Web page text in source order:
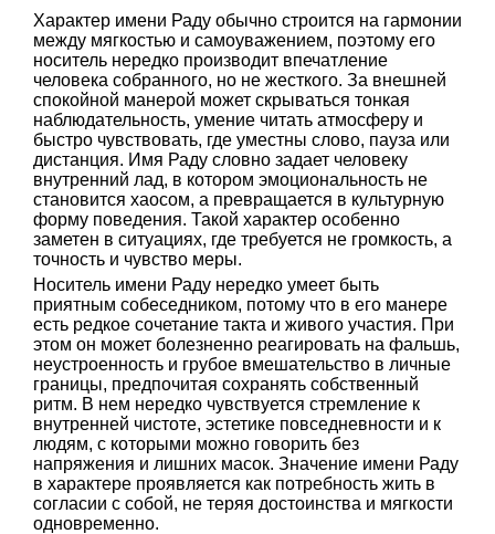
Характер имени Раду обычно строится на гармонии
между мягкостью и самоуважением, поэтому его
носитель нередко производит впечатление
человека собранного, но не жесткого. За внешней
спокойной манерой может скрываться тонкая
наблюдательность, умение читать атмосферу и
быстро чувствовать, где уместны слово, пауза или
дистанция. Имя Раду словно задает человеку
внутренний лад, в котором эмоциональность не
становится хаосом, а превращается в культурную
форму поведения. Такой характер особенно
заметен в ситуациях, где требуется не громкость, а
точность и чувство меры.
Носитель имени Раду нередко умеет быть
приятным собеседником, потому что в его манере
есть редкое сочетание такта и живого участия. При
этом он может болезненно реагировать на фальшь,
неустроенность и грубое вмешательство в личные
границы, предпочитая сохранять собственный
ритм. В нем нередко чувствуется стремление к
внутренней чистоте, эстетике повседневности и к
людям, с которыми можно говорить без
напряжения и лишних масок. Значение имени Раду
в характере проявляется как потребность жить в
согласии с собой, не теряя достоинства и мягкости
одновременно.